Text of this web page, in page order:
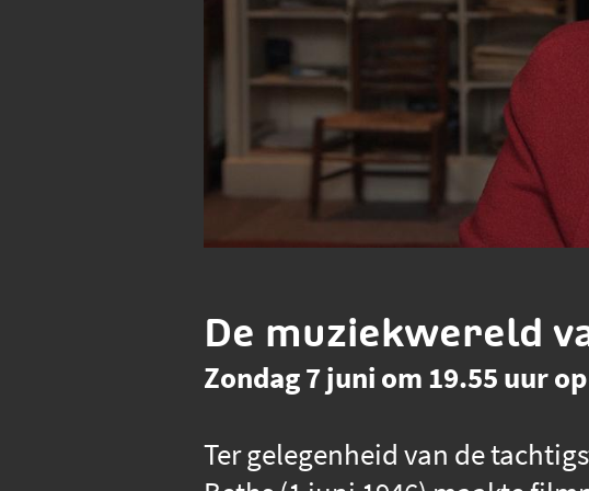
De muziekwereld
Zondag 7 juni om 19.55 uur
Ter gelegenheid van de